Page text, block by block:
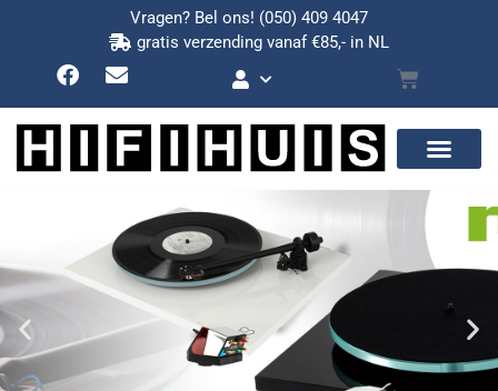
Vragen? Bel ons! (050) 409 4047
gratis verzending vanaf €85,- in NL